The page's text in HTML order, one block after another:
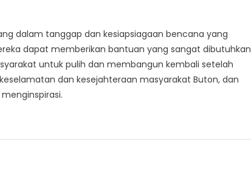
dalam tanggap dan kesiapsiagaan bencana yang
dapat memberikan bantuan yang sangat dibutuhkan
untuk pulih dan membangun kembali setelah
dan kesejahteraan masyarakat Buton, dan